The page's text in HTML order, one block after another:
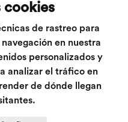
cookies
de rastreo para
en nuestra
personalizados y
analizar el tráfico en
de dónde llegan
275
us